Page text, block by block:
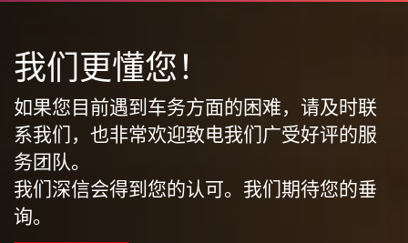
我们更懂您！
如果您目前遇到车务方面的困难，请及时联
系我们，也非常欢迎致电我们广受好评的服
务团队。
我们深信会得到您的认可。我们期待您的垂
询。